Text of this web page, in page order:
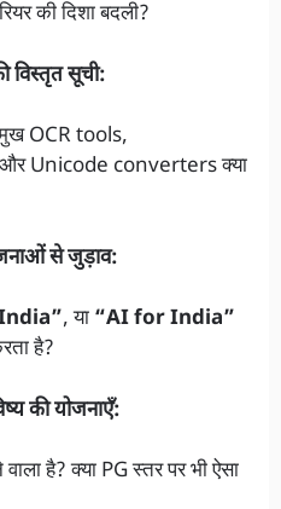
की दिशा बदली?
विस्तृत सूची:
OCR tools,
Unicode converters क्या
से जुड़ाव:
, या “AI for India”
है?
की योजनाएँ:
है? क्या PG स्तर पर भी ऐसा